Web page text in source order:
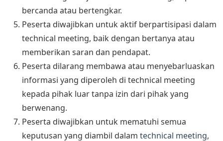
bercanda atau bertengkar.
Peserta diwajibkan untuk aktif berpartisipasi dalam
technical meeting, baik dengan bertanya atau
memberikan saran dan pendapat.
Peserta dilarang membawa atau menyebarluaskan
informasi yang diperoleh di technical meeting
kepada pihak luar tanpa izin dari pihak yang
berwenang.
Peserta diwajibkan untuk mematuhi semua
keputusan yang diambil dalam technical meeting,